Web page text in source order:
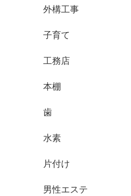
外構工事
子育て
工務店
本棚
歯
水素
片付け
男性エステ